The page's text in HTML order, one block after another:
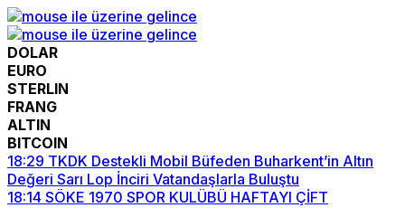
DOLAR
EURO
STERLIN
FRANG
ALTIN
BITCOIN
18:29 TKDK Destekli Mobil Büfeden Buharkent’in Altın
Değeri Sarı Lop İnciri Vatandaşlarla Buluştu
18:14 SÖKE 1970 SPOR KULÜBÜ HAFTAYI ÇİFT